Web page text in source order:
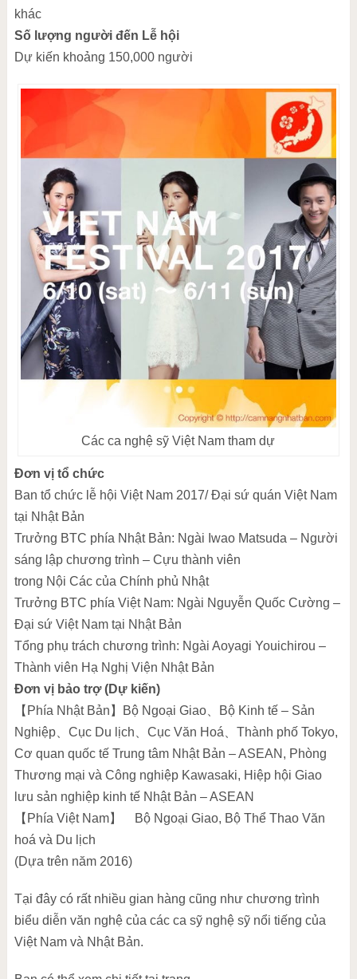
khác
Số lượng người đến Lễ hội
Dự kiến khoảng 150,000 người
Các ca nghệ sỹ Việt Nam tham dự
Đơn vị tổ chức
Ban tổ chức lễ hội Việt Nam 2017/ Đại sứ quán Việt Nam
tại Nhật Bản
Trưởng BTC phía Nhật Bản: Ngài Iwao Matsuda – Người
sáng lập chương trình – Cựu thành viên
trong Nội Các của Chính phủ Nhật
Trưởng BTC phía Việt Nam: Ngài Nguyễn Quốc Cường –
Đại sứ Việt Nam tại Nhật Bản
Tổng phụ trách chương trình: Ngài Aoyagi Youichirou –
Thành viên Hạ Nghị Viện Nhật Bản
Đơn vị bảo trợ (Dự kiến)
【Phía Nhật Bản】Bộ Ngoại Giao、Bộ Kinh tế – Sản
Nghiệp、Cục Du lịch、Cục Văn Hoá、Thành phố Tokyo,
Cơ quan quốc tế Trung tâm Nhật Bản – ASEAN, Phòng
Thương mại và Công nghiệp Kawasaki, Hiệp hội Giao
lưu sản nghiệp kinh tế Nhật Bản – ASEAN
【Phía Việt Nam】 Bộ Ngoại Giao, Bộ Thể Thao Văn
hoá và Du lịch
(Dựa trên năm 2016)
Tại đây có rất nhiều gian hàng cũng như chương trình
biểu diễn văn nghệ của các ca sỹ nghệ sỹ nổi tiếng của
Việt Nam và Nhật Bản.